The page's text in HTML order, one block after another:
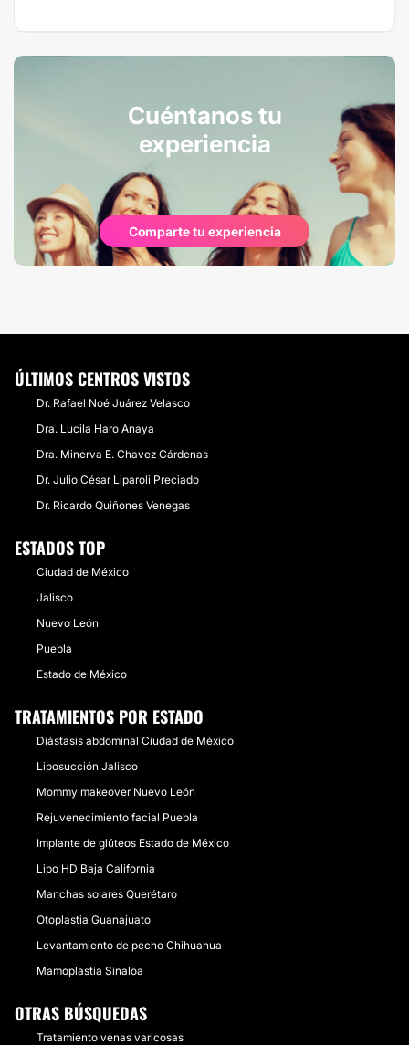
Cuéntanos tu
experiencia
Comparte tu experiencia
ÚLTIMOS CENTROS VISTOS
Dr. Rafael Noé Juárez Velasco
Dra. Lucila Haro Anaya
Dra. Minerva E. Chavez Cárdenas
Dr. Julio César Liparoli Preciado
Dr. Ricardo Quiñones Venegas
ESTADOS TOP
Ciudad de México
Jalisco
Nuevo León
Puebla
Estado de México
TRATAMIENTOS POR ESTADO
Diástasis abdominal Ciudad de México
Liposucción Jalisco
Mommy makeover Nuevo León
Rejuvenecimiento facial Puebla
Implante de glúteos Estado de México
Lipo HD Baja California
Manchas solares Querétaro
Otoplastia Guanajuato
Levantamiento de pecho Chihuahua
Mamoplastia Sinaloa
OTRAS BÚSQUEDAS
Tratamiento venas varicosas